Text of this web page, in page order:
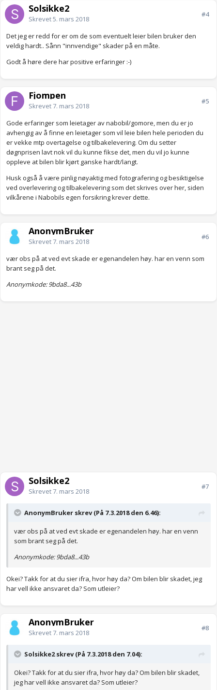
Solsikke2
Skrevet5. mars 2018
#4
Det jeg er redd for er om de som eventuelt leier bilen bruker den
veldig hardt.. Sånn "innvendige" skader på en måte.
Godt å høre dere har positive erfaringer :-)
Fjompen
Skrevet7. mars 2018
#5
Gode erfaringer som leietager av nabobil/gomore, men du er jo
avhengig av å finne en leietager som vil leie bilen hele perioden du
er vekke mtp overtagelse og tilbakelevering. Om du setter
døgnprisen lavt nok vil du kunne fikse det, men du vil jo kunne
oppleve at bilen blir kjørt ganske hardt/langt.
Husk også å være pinlig nøyaktig med fotografering og besiktigelse
ved overlevering og tilbakelevering som det skrives over her, siden
vilkårene i Nabobils egen forsikring krever dette.
AnonymBruker
Skrevet7. mars 2018
#6
vær obs på at ved evt skade er egenandelen høy. har en venn som
brant seg på det.
Anonymkode: 9bda8...43b
Solsikke2
Skrevet7. mars 2018
#7
AnonymBruker skrev (På 7.3.2018 den 6.46):
vær obs på at ved evt skade er egenandelen høy. har en venn
som brant seg på det.
Anonymkode: 9bda8...43b
Okei? Takk for at du sier ifra, hvor høy da? Om bilen blir skadet, jeg
har vell ikke ansvaret da? Som utleier?
AnonymBruker
Skrevet7. mars 2018
#8
Solsikke2 skrev (På 7.3.2018 den 7.04):
Okei? Takk for at du sier ifra, hvor høy da? Om bilen blir skadet,
jeg har vell ikke ansvaret da? Som utleier?